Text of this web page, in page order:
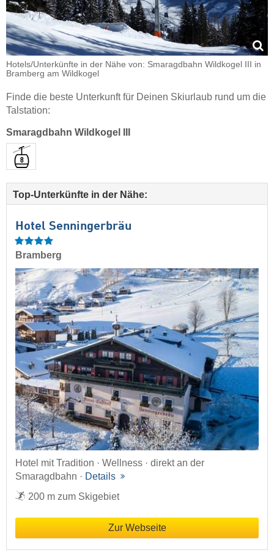
Hotels/Unterkünfte in der Nähe von: Smaragdbahn Wildkogel III in
Bramberg am Wildkogel
Finde die beste Unterkunft für Deinen Skiurlaub rund um die
Talstation:
Smaragdbahn Wildkogel III
Top-Unterkünfte in der Nähe:
Hotel Senningerbräu
Bramberg
Hotel mit Tradition · Wellness · direkt an der
Smaragdbahn · Details
200 m zum Skigebiet
Zur Webseite